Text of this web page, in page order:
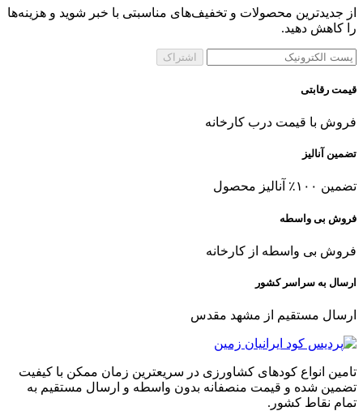
از جدیدترین محصولات و تخفیف‌های مناسبتی با خبر شوید و هزینه‌ها
را کاهش دهید.
اشتراک
قیمت رقابتی
فروش با قیمت درب کارخانه
تضمین آنالیز
تضمین ۱۰۰٪ آنالیز محصول
فروش بی واسطه
فروش بی واسطه از کارخانه
ارسال به سراسر کشور
ارسال مستقیم از مشهد مقدس
تامین انواع کودهای کشاورزی در سریعترین زمان ممکن با کیفیت
تضمین شده و قیمت منصفانه بدون واسطه و ارسال مستقیم به
تمام نقاط کشور.